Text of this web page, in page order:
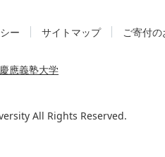
ー サイトマップ ご寄付
慶應義塾大学
All Rights Reserved.